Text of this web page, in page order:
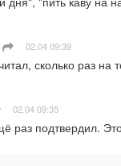
02.04 09:39
сколько раз
02.04 09:35
раз подтвердил.